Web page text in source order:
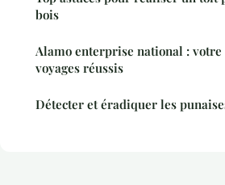
bois
Alamo enterprise national :
voyages réussis
Détecter et éradiquer les